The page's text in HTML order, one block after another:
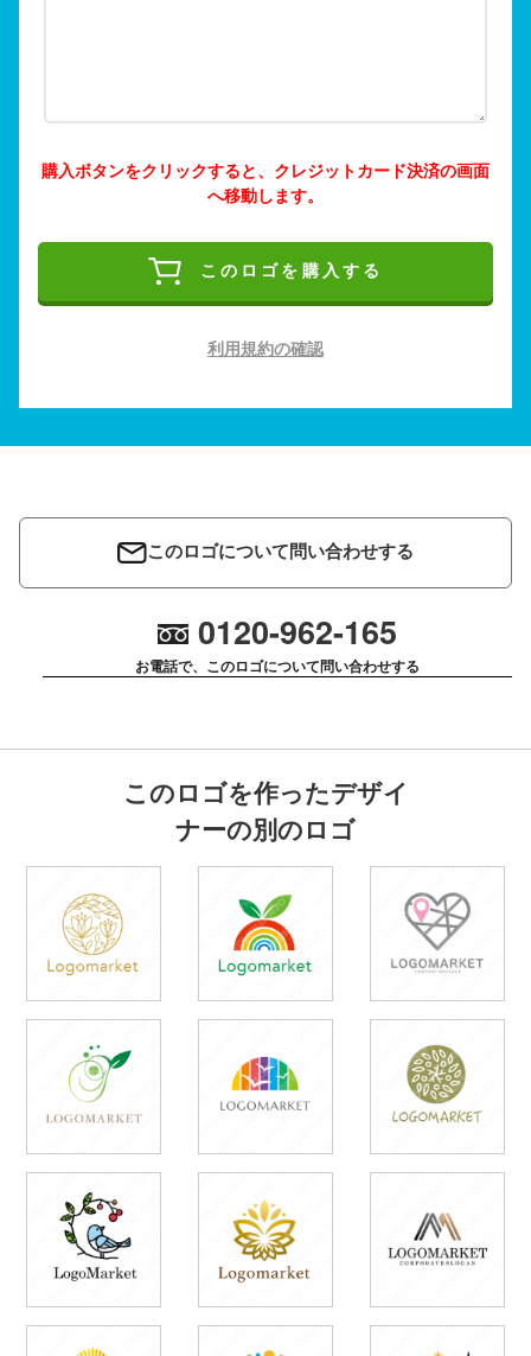
購入ボタンをクリックすると、クレジットカード決済の画面
へ移動します。
このロゴを購入する
利用規約の確認
このロゴについて問い合わせする
0120-962-165
お電話で、このロゴについて問い合わせする
このロゴを作ったデザイ
ナーの別のロゴ